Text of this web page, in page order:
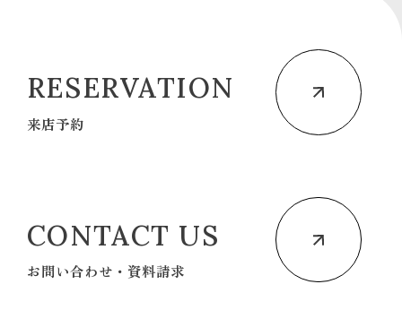
RESERVATION
来店予約
CONTACT US
お問い合わせ・資料請求